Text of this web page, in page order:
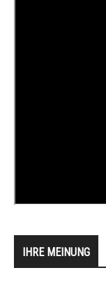
IHRE MEINUNG